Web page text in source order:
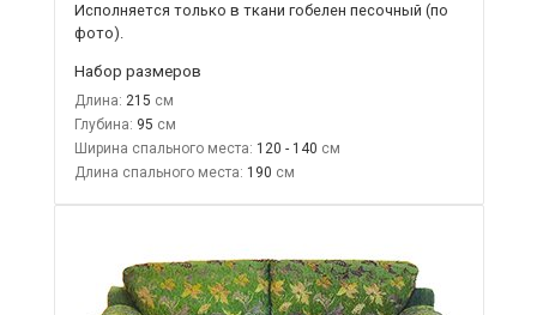
Исполняется только в ткани гобелен песочный (по
фото).
Набор размеров
Длина: 215
Глубина: 95
Ширина спального места: 120 - 140
Длина спального места: 190